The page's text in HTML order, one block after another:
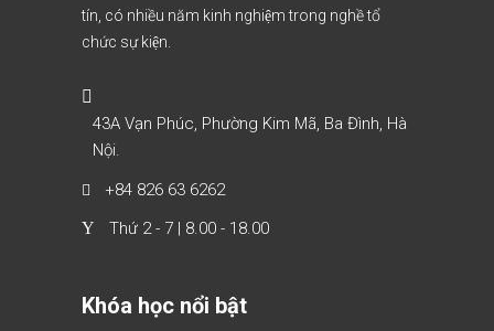
tín, có nhiều năm kinh nghiệm trong nghề tổ
chức sự kiện.
43A Vạn Phúc, Phường Kim Mã, Ba Đình, Hà
Nội.
+84 826 63 6262
Thứ 2 - 7 | 8.00 - 18.00
Khóa học nổi bật